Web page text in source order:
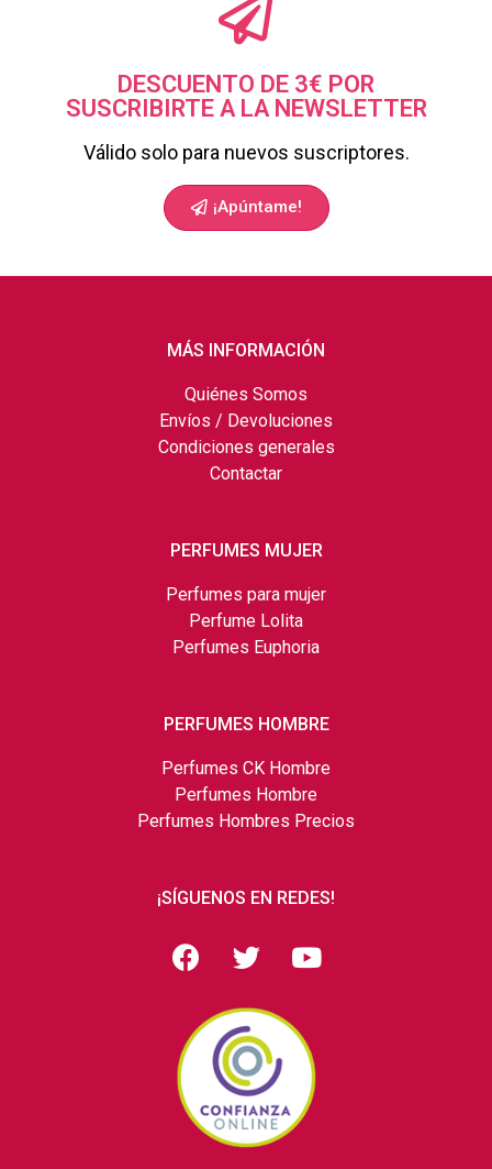
DESCUENTO DE 3€ POR
SUSCRIBIRTE A LA NEWSLETTER
Válido solo para nuevos suscriptores.
¡Apúntame!
MÁS INFORMACIÓN
Quiénes Somos
Envíos / Devoluciones
Condiciones generales
Contactar
PERFUMES MUJER
Perfumes para mujer
Perfume Lolita
Perfumes Euphoria
PERFUMES HOMBRE
Perfumes CK Hombre
Perfumes Hombre
Perfumes Hombres Precios
¡SÍGUENOS EN REDES!